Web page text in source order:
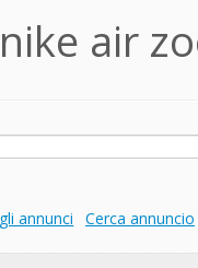
air
annunci Cerca annuncio